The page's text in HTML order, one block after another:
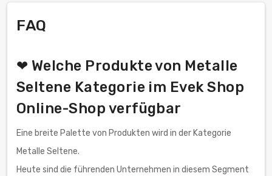
FAQ
❤ Welche Produkte von Metalle
Seltene Kategorie im Evek Shop
Online-Shop verfügbar
Eine breite Palette von Produkten wird in der Kategorie
Metalle Seltene.
Heute sind die führenden Unternehmen in diesem Segment